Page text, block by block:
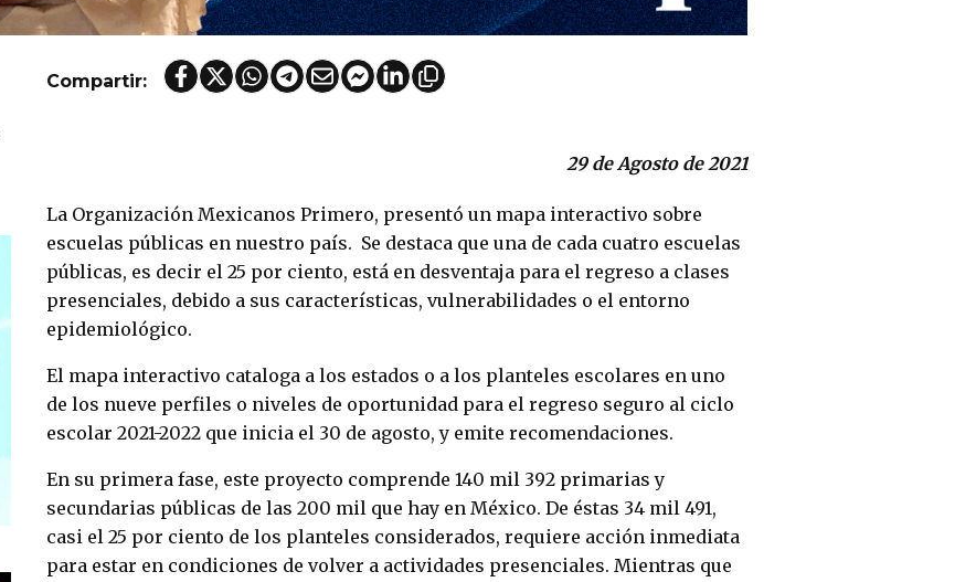
Compartir:
29 de Agosto de 2021
La Organización Mexicanos Primero, presentó un mapa interactivo sobre
escuelas públicas en nuestro país. Se destaca que una de cada cuatro escuelas
públicas, es decir el 25 por ciento, está en desventaja para el regreso a clases
presenciales, debido a sus características, vulnerabilidades o el entorno
epidemiológico.
El mapa interactivo cataloga a los estados o a los planteles escolares en uno
de los nueve perfiles o niveles de oportunidad para el regreso seguro al ciclo
escolar 2021-2022 que inicia el 30 de agosto, y emite recomendaciones.
En su primera fase, este proyecto comprende 140 mil 392 primarias y
secundarias públicas de las 200 mil que hay en México. De éstas 34 mil 491,
casi el 25 por ciento de los planteles considerados, requiere acción inmediata
para estar en condiciones de volver a actividades presenciales. Mientras que